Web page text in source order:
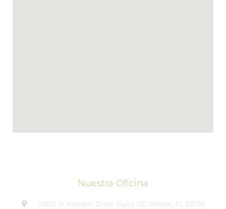
Nuestra Oficina
10631 N. Kendall Drive Suite 130 Miami, FL 33176